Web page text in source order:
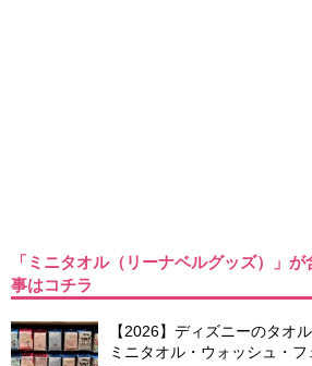
「ミニタオル（リーナベルグッズ）」
事はコチラ
【2026】ディズニーのタオ
ミニタオル・ウォッシュ・